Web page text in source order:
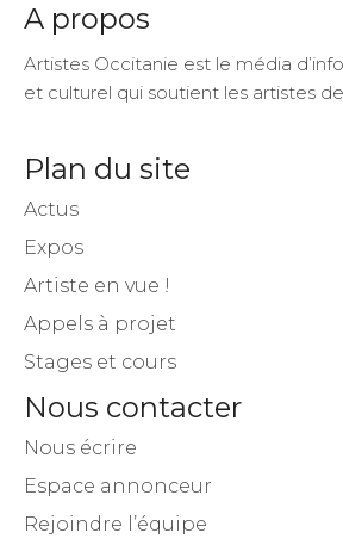
A propos
Artistes Occitanie est le média
et culturel qui soutient les artistes
Plan du site
Actus
Expos
Artiste en vue !
Appels à projet
Stages et cours
Nous contacter
Nous écrire
Espace annonceur
Rejoindre l’équipe